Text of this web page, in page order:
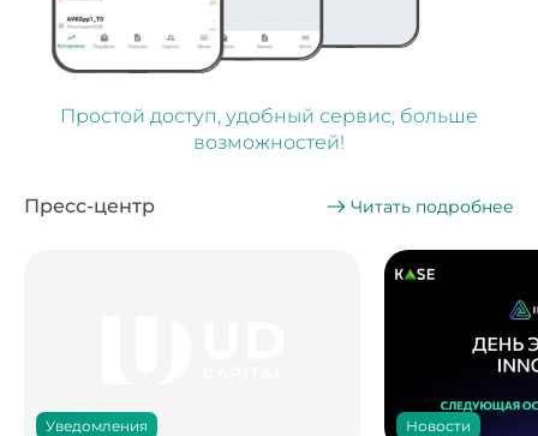
Простой доступ, удобный сервис, больше
возможностей!
Пресс-центр Читать подробнее
Уведомления Новости